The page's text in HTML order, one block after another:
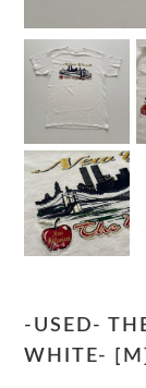
-USED-
WHITE- [M]